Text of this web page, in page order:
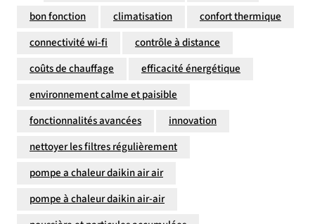
bon fonction
climatisation
confort thermique
connectivité wi-fi
contrôle à distance
coûts de chauffage
efficacité énergétique
environnement calme et paisible
fonctionnalités avancées
innovation
nettoyer les filtres régulièrement
pompe a chaleur daikin air air
pompe à chaleur daikin air-air